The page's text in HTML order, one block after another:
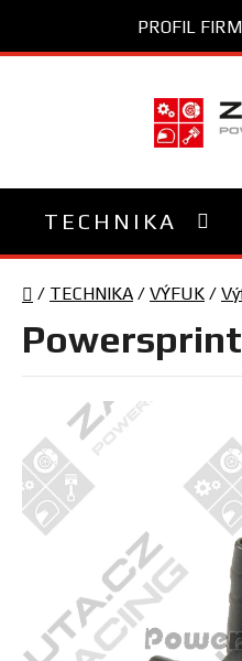
obsah
PROFIL
TECHNIKA
Domů
/ TECHNIKA / VÝFUK /